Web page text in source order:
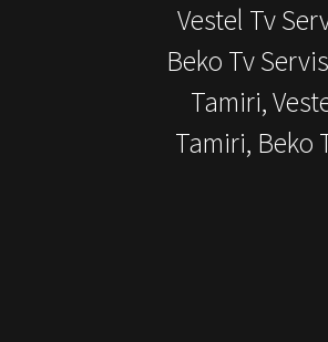
Vestel Tv
Beko Tv
Tamiri,
Tamiri, Beko